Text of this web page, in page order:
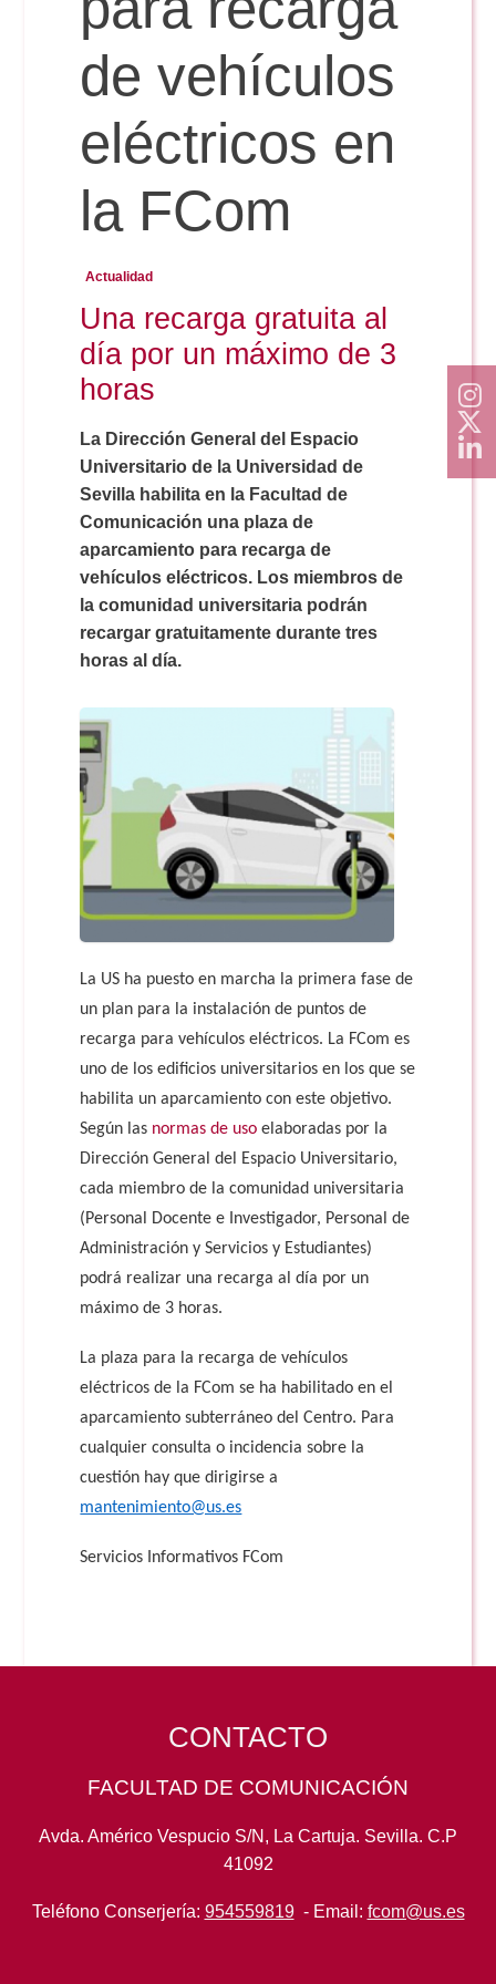
Comunicación Audiovisual
Doble Grado PER/CAV
#YoPractico
Boletines
de vehículos
eléctricos en
la FCom
Actualidad
Una recarga gratuita al
día por un máximo de 3
horas
La Dirección General del Espacio
Universitario de la Universidad de
Sevilla habilita en la Facultad de
Comunicación una plaza de
aparcamiento para recarga de
vehículos eléctricos. Los miembros de
la comunidad universitaria podrán
recargar gratuitamente durante tres
horas al día.
La US ha puesto en marcha la primera fase de
un plan para la instalación de puntos de
recarga para vehículos eléctricos. La FCom es
uno de los edificios universitarios en los que se
habilita un aparcamiento con este objetivo.
Según las normas de uso elaboradas por la
Dirección General del Espacio Universitario,
cada miembro de la comunidad universitaria
(Personal Docente e Investigador, Personal de
Administración y Servicios y Estudiantes)
podrá realizar una recarga al día por un
máximo de 3 horas.
La plaza para la recarga de vehículos
eléctricos de la FCom se ha habilitado en el
aparcamiento subterráneo del Centro. Para
cualquier consulta o incidencia sobre la
cuestión hay que dirigirse a
mantenimiento@us.es
Servicios Informativos FCom
CONTACTO
FACULTAD DE COMUNICACIÓN
Avda. Américo Vespucio S/N, La Cartuja. Sevilla. C.P
41092
Teléfono Conserjería: 954559819- Email: fcom@us.es